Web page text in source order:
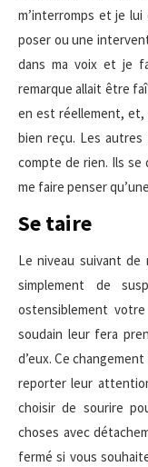
m’interromps et je
poser ou une
dans ma voix et je
remarque allait être
en est réellement, et,
bien reçu. Les
compte de rien. Ils se
me faire penser
Se taire
Le niveau suivant
simplement de
ostensiblement
soudain leur fera
d’eux. Ce
reporter leur
choisir de sourire
choses avec
fermé si vous